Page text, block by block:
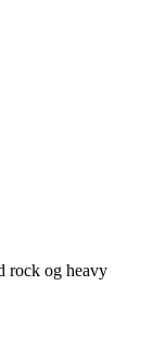
rock og heavy